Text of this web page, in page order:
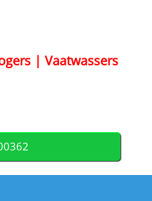
| Vaatwassers